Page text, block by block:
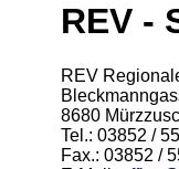
REV -
REV
8680
Tel.: 03852 /
Fax.: 03852 /